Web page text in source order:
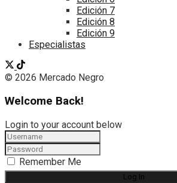
Edición 7
Edición 8
Edición 9
Especialistas
© 2026 Mercado Negro
Welcome Back!
Login to your account below
Remember Me